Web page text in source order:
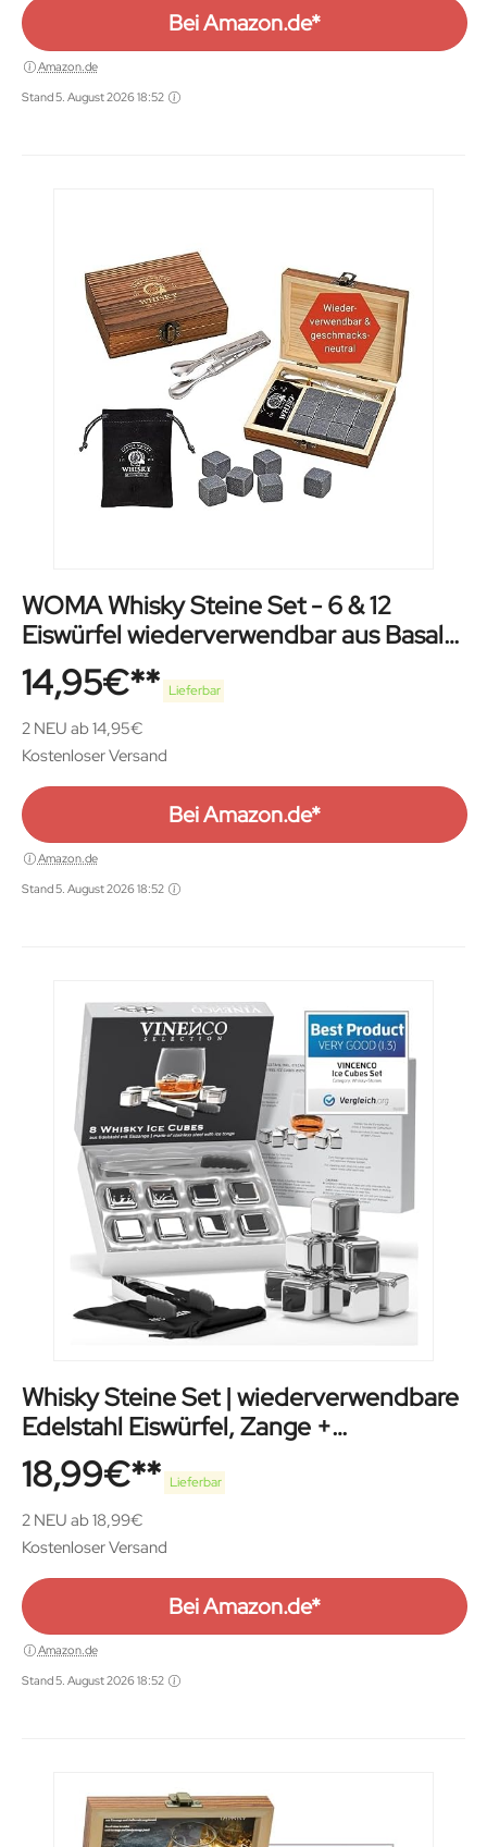
Bei Amazon.de*
Amazon.de
Stand 5. August 2026 18:52
WOMA Whisky Steine Set - 6 & 12
Eiswürfel wiederverwendbar aus Basalt
mit Samtbeutel, hochwertiger Holzbox
und Edelstahl Zange -
Geschmacksneutral & Kein Verwässern
für Whiskey, Wodka, Gin & Mehr
14,95€ Lieferbar
2 NEU ab 14,95€
Kostenloser Versand
Bei Amazon.de*
Amazon.de
Stand 5. August 2026 18:52
Whisky Steine Set | wiederverwendbare
Edelstahl Eiswürfel, Zange +
Stoffbeutel | Whiskey Ice Cubes
18,99€ Lieferbar
2 NEU ab 18,99€
Kostenloser Versand
Bei Amazon.de*
Amazon.de
Stand 5. August 2026 18:52